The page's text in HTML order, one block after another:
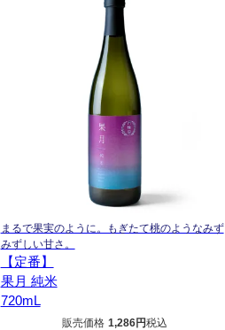
まるで果実のように。もぎたて桃のようなみず
みずしい甘さ。
【定番】
果月 純米
720mL
販売価格 1,286 税込